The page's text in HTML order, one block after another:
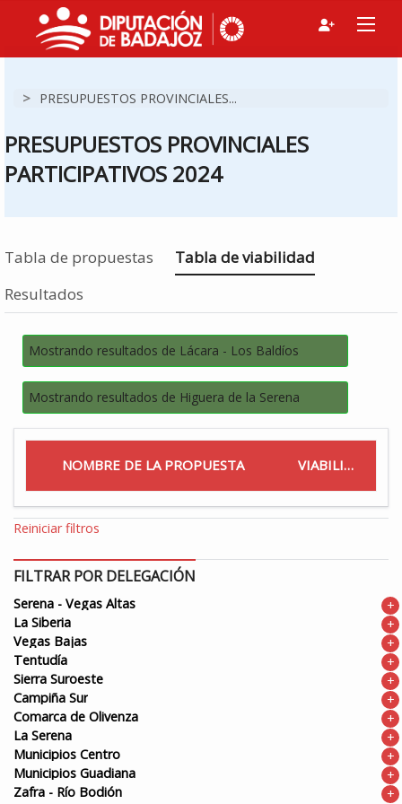
> PRESUPUESTOS PROVINCIALES...
PRESUPUESTOS PROVINCIALES
PARTICIPATIVOS 2024
Tabla de propuestas Estás en
Tabla de viabilidad
Resultados
Mostrando resultados de Lácara - Los Baldíos
Mostrando resultados de Higuera de la Serena
NOMBRE DE LA PROPUESTA VIABILIDAD
Reiniciar filtros
FILTRAR POR DELEGACIÓN